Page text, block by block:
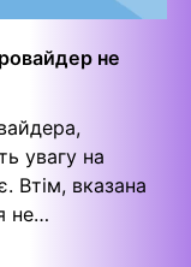
не
увагу на
Втім, вказана
не…